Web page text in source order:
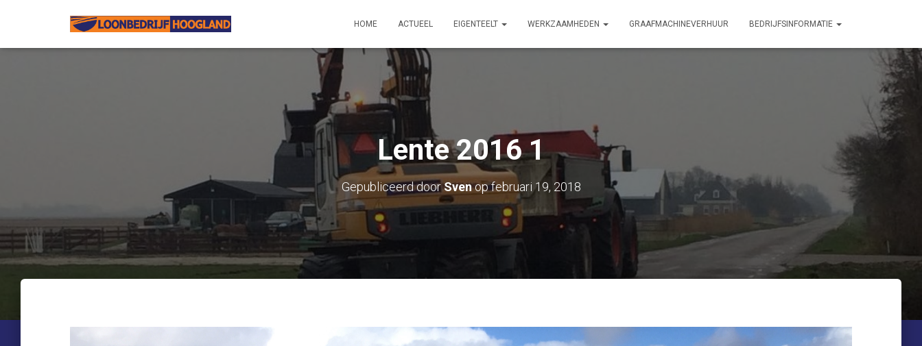
HOME ACTUEEL EIGENTEELT WERKZAAMHEDEN GRAAFMACHINEVERHUUR BEDRIJFSINFORMATIE
Lente 2016 1
Gepubliceerd doorSvenopfebruari 19, 2018